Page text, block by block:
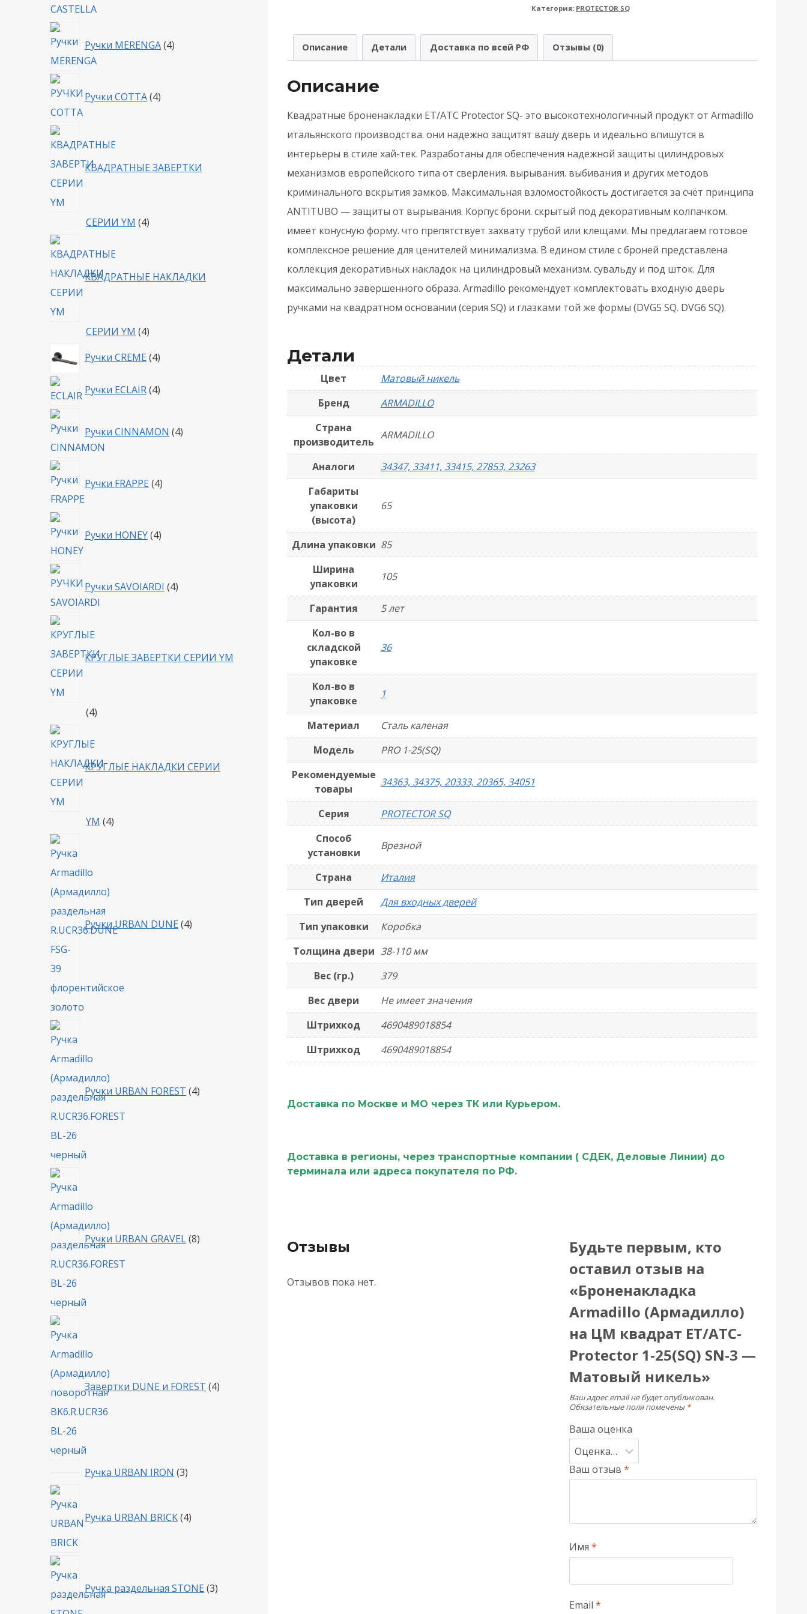
Armadillo
(Армадилло)
никель
Категория: PROTECTOR SQ
Описание Детали Доставка по всей РФ Отзывы (0)
Описание
Квадратные броненакладки ET/ATC Protector SQ- это высокотехнологичный продукт от Armadillo
итальянского производства. они надежно защитят вашу дверь и идеально впишутся в
интерьеры в стиле хай-тек. Разработаны для обеспечения надежной защиты цилиндровых
механизмов европейского типа от сверления. вырывания. выбивания и других методов
криминального вскрытия замков. Максимальная взломостойкость достигается за счёт принципа
ANTITUBO — защиты от вырывания. Корпус брони. скрытый под декоративным колпачком.
имеет конусную форму. что препятствует захвату трубой или клещами. Мы предлагаем готовое
комплексное решение для ценителей минимализма. В едином стиле с броней представлена
коллекция декоративных накладок на цилиндровый механизм. сувальду и под шток. Для
максимально завершенного образа. Armadillo рекомендует комплектовать входную дверь
ручками на квадратном основании (серия SQ) и глазками той же формы (DVG5 SQ. DVG6 SQ).
Детали
Цвет
Матовый никель
Бренд
ARMADILLO
Страна
производитель
ARMADILLO
Аналоги
34347, 33411, 33415, 27853, 23263
Габариты
упаковки
(высота)
65
Длина упаковки 85
Ширина
упаковки
105
Гарантия
5 лет
Кол-во в
складской
упаковке
36
Кол-во в
упаковке
1
Материал
Сталь каленая
Модель
PRO 1-25(SQ)
Рекомендуемые
товары
34363, 34375, 20333, 20365, 34051
Серия
PROTECTOR SQ
Способ
установки
Врезной
Страна
Италия
Тип дверей
Для входных дверей
Тип упаковки
Коробка
Толщина двери 38-110 мм
Вес (гр.)
379
Вес двери
Не имеет значения
Штрихкод
4690489018854
Штрихкод
4690489018854
Доставка по Москве и МО через ТК или Курьером.
Доставка в регионы, через транспортные компании ( СДЕК, Деловые Линии) до
терминала или адреса покупателя по РФ.
Отзывы
Отзывов пока нет.
Будьте первым, кто
оставил отзыв на
«Броненакладка
Armadillo (Армадилло)
на ЦМ квадрат ET/ATC-
Protector 1-25(SQ) SN-3 —
Матовый никель»
Ваш адрес email не будет опубликован.
Обязательные поля помечены *
Ваша оценка
Ваш отзыв *
Имя *
Email *
Ручки MERENGA 4товара
Ручки COTTA 4товара
КВАДРАТНЫЕ ЗАВЕРТКИ
СЕРИИ YM 44
КВАДРАТНЫЕ НАКЛАДКИ
СЕРИИ YM 44
Ручки CREME 44
Ручки ECLAIR 44
Ручки CINNAMON 4товара
Ручки FRAPPE 4товара
Ручки HONEY 4товара
Ручки SAVOIARDI 4товара
КРУГЛЫЕ ЗАВЕРТКИ СЕРИИ YM
44
КРУГЛЫЕ НАКЛАДКИ СЕРИИ
YM 44
Ручки URBAN DUNE 4
Ручки URBAN FOREST 4
Ручки URBAN GRAVEL 8
Завертки DUNE и FOREST 4
Ручка URBAN IRON 33
Ручка URBAN BRICK 4товара
Ручка раздельная STONE 3товара